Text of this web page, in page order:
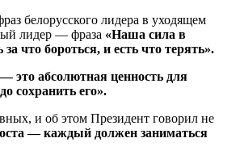
белорусского лидера в уходящем
лидер — фраза «Наша сила в
за что бороться, и есть что терять».
это абсолютная ценность для
сохранить его».
и об этом Президент говорил не
— каждый должен заниматься